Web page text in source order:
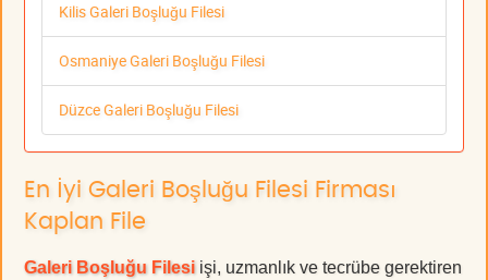
Kilis Galeri Boşluğu Filesi
Osmaniye Galeri Boşluğu Filesi
Düzce Galeri Boşluğu Filesi
En İyi Galeri Boşluğu Filesi Firması
Kaplan File
Galeri Boşluğu Filesi işi, uzmanlık ve tecrübe gerektiren